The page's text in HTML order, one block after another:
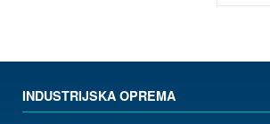
INDUSTRIJSKA OPREMA